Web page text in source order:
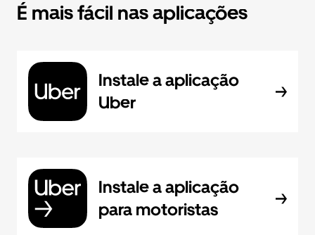
É mais fácil nas aplicações
Instale a aplicação
Uber
Instale a aplicação
para motoristas